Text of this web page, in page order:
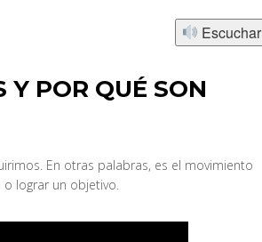
Escuchar
Y POR QUÉ SON
En otras palabras, es el movimiento
lograr un objetivo.